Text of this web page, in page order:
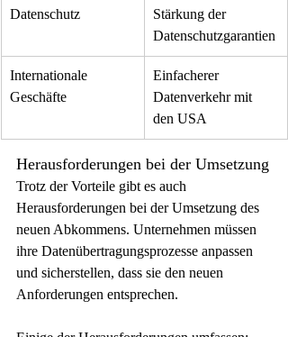
Datenschutz
Stärkung der
Datenschutzgarantien
Internationale
Geschäfte
Einfacherer
Datenverkehr mit
den USA
Herausforderungen bei der Umsetzung
Trotz der Vorteile gibt es auch
Herausforderungen bei der Umsetzung des
neuen Abkommens. Unternehmen müssen
ihre Datenübertragungsprozesse anpassen
und sicherstellen, dass sie den neuen
Anforderungen entsprechen.